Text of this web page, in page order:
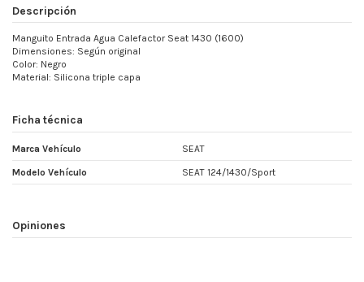
Descripción
Manguito Entrada Agua Calefactor Seat 1430 (1600)
Dimensiones: Según original
Color: Negro
Material: Silicona triple capa
Ficha técnica
Marca Vehículo SEAT
Modelo Vehículo SEAT 124/1430/Sport
Opiniones